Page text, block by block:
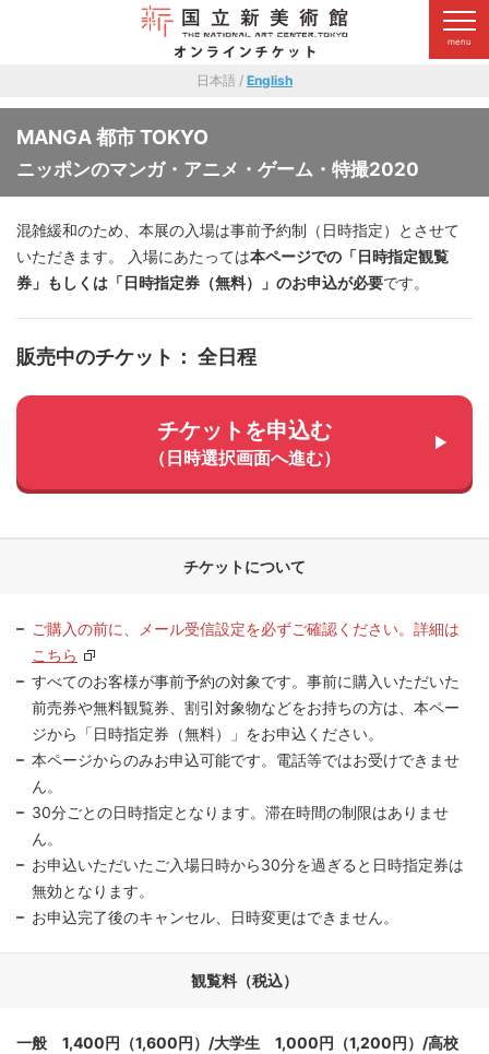
日本語 / English
MANGA 都市 TOKYO
ニッポンのマンガ・アニメ・ゲーム・特撮2020
混雑緩和のため、本展の入場は事前予約制（日時指定）とさせて
いただきます。
入場にあたっては本ページでの「日時指定観覧
券」もしくは「日時指定券（無料）」のお申込が必要です。
販売中のチケット： 全日程
チケットを申込む
（日時選択画面へ進む）
チケットについて
ご購入の前に、メール受信設定を必ずご確認ください。詳細は
こちら
すべてのお客様が事前予約の対象です。事前に購入いただいた
前売券や無料観覧券、割引対象物などをお持ちの方は、本ペー
ジから「日時指定券（無料）」をお申込ください。
本ページからのみお申込可能です。電話等ではお受けできませ
ん。
30分ごとの日時指定となります。滞在時間の制限はありませ
ん。
お申込いただいたご入場日時から30分を過ぎると日時指定券は
無効となります。
お申込完了後のキャンセル、日時変更はできません。
観覧料（税込）
一般 1,400円（1,600円）/大学生 1,000円（1,200円）/高校